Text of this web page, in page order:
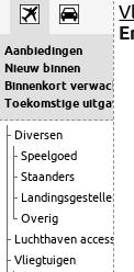
Aanbiedingen
Nieuw binnen
Binnenkort verwacht
Toekomstige uitgaven
Diversen
Speelgoed
Staanders
Landingsgestellen
Overig
Luchthaven accessoires
Vliegtuigen